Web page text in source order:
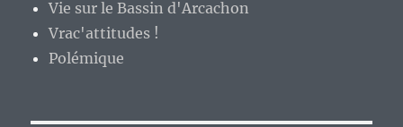
Vie sur le Bassin d'Arcachon
Vrac'attitudes !
Polémique